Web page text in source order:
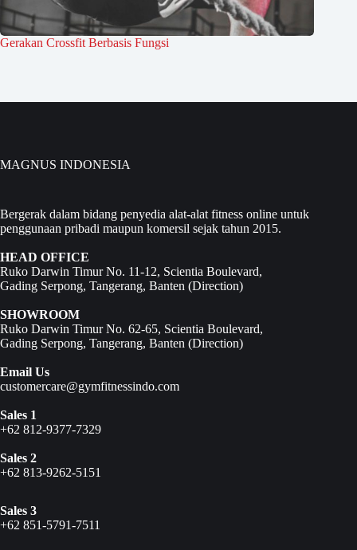
Gerakan Crossfit Berbasis Fungsi
MAGNUS INDONESIA
Bergerak dalam bidang penyedia alat-alat fitness online untuk
penggunaan pribadi maupun komersil sejak tahun 2015.
HEAD OFFICE
Ruko Darwin Timur No. 11-12, Scientia Boulevard,
Gading Serpong, Tangerang, Banten (Direction)
SHOWROOM
Ruko Darwin Timur No. 62-65, Scientia Boulevard,
Gading Serpong, Tangerang, Banten (Direction)
Email Us
customercare@gymfitnessindo.com
Sales 1
+62 812-9377-7329
Sales 2
+62 813-9262-5151
Sales 3
+62 851-5791-7511